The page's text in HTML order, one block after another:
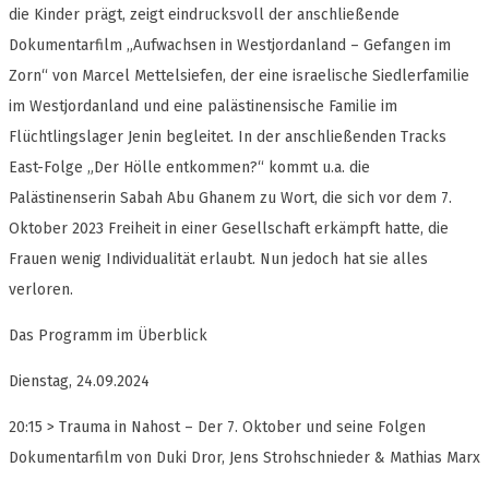
die Kinder prägt, zeigt eindrucksvoll der anschließende
Dokumentarfilm „Aufwachsen in Westjordanland – Gefangen im
Zorn“ von Marcel Mettelsiefen, der eine israelische Siedlerfamilie
im Westjordanland und eine palästinensische Familie im
Flüchtlingslager Jenin begleitet. In der anschließenden Tracks
East-Folge „Der Hölle entkommen?“ kommt u.a. die
Palästinenserin Sabah Abu Ghanem zu Wort, die sich vor dem 7.
Oktober 2023 Freiheit in einer Gesellschaft erkämpft hatte, die
Frauen wenig Individualität erlaubt. Nun jedoch hat sie alles
verloren.
Das Programm im Überblick
Dienstag, 24.09.2024
20:15 > Trauma in Nahost – Der 7. Oktober und seine Folgen
Dokumentarfilm von Duki Dror, Jens Strohschnieder & Mathias Marx